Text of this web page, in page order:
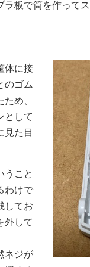
板で筒を作って
体に接
のゴム
め、
として
見た目
うこと
わけで
してお
外して
ネジが